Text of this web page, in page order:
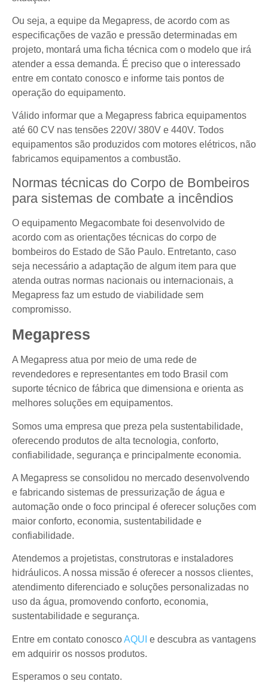
Ou seja, a equipe da Megapress, de acordo com as
especificações de vazão e pressão determinadas em
projeto, montará uma ficha técnica com o modelo que irá
atender a essa demanda. É preciso que o interessado
entre em contato conosco e informe tais pontos de
operação do equipamento.
Válido informar que a Megapress fabrica equipamentos
até 60 CV nas tensões 220V/ 380V e 440V. Todos
equipamentos são produzidos com motores elétricos, não
fabricamos equipamentos a combustão.
Normas técnicas do Corpo de Bombeiros
para sistemas de combate a incêndios
O equipamento Megacombate foi desenvolvido de
acordo com as orientações técnicas do corpo de
bombeiros do Estado de São Paulo. Entretanto, caso
seja necessário a adaptação de algum item para que
atenda outras normas nacionais ou internacionais, a
Megapress faz um estudo de viabilidade sem
compromisso.
Megapress
A Megapress atua por meio de uma rede de
revendedores e representantes em todo Brasil com
suporte técnico de fábrica que dimensiona e orienta as
melhores soluções em equipamentos.
Somos uma empresa que preza pela sustentabilidade,
oferecendo produtos de alta tecnologia, conforto,
confiabilidade, segurança e principalmente economia.
A Megapress se consolidou no mercado desenvolvendo
e fabricando sistemas de pressurização de água e
automação onde o foco principal é oferecer soluções com
maior conforto, economia, sustentabilidade e
confiabilidade.
Atendemos a projetistas, construtoras e instaladores
hidráulicos. A nossa missão é oferecer a nossos clientes,
atendimento diferenciado e soluções personalizadas no
uso da água, promovendo conforto, economia,
sustentabilidade e segurança.
Entre em contato conoscoAQUI e descubra as vantagens
em adquirir os nossos produtos.
Esperamos o seu contato.